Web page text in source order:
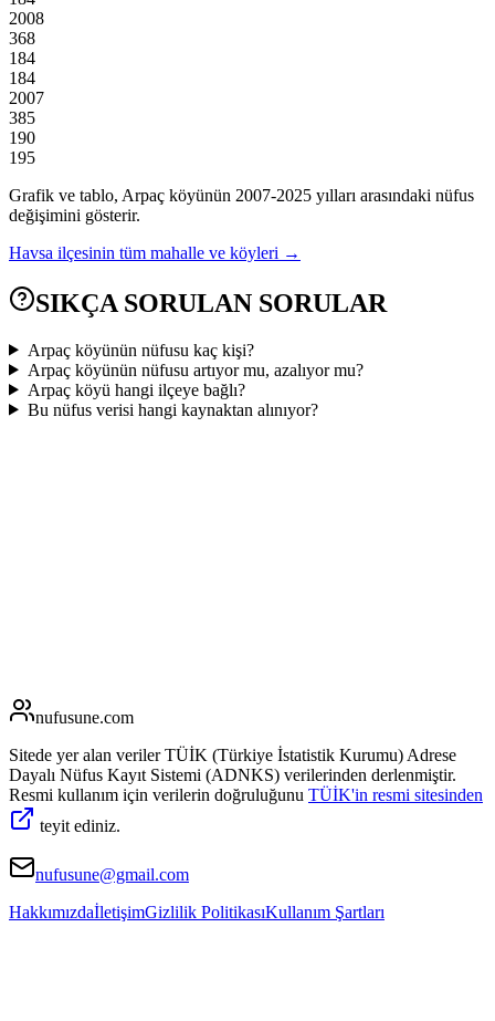
2008
368
184
184
2007
385
190
195
Grafik ve tablo, Arpaç köyünün 2007-2025 yılları arasındaki nüfus
değişimini gösterir.
Havsa ilçesinin tüm mahalle ve köyleri →
SIKÇA SORULAN SORULAR
Arpaç köyünün nüfusu kaç kişi?
Arpaç köyünün nüfusu artıyor mu, azalıyor mu?
Arpaç köyü hangi ilçeye bağlı?
Bu nüfus verisi hangi kaynaktan alınıyor?
nufusune.com
Sitede yer alan veriler TÜİK (Türkiye İstatistik Kurumu) Adrese
Dayalı Nüfus Kayıt Sistemi (ADNKS) verilerinden derlenmiştir.
Resmi kullanım için verilerin doğruluğunu TÜİK'in resmi sitesinden
teyit ediniz.
nufusune@gmail.com
HakkımızdaİletişimGizlilik PolitikasıKullanım Şartları